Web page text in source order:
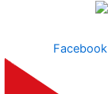
Facebook